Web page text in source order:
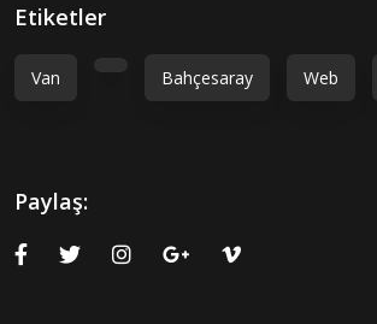
Etiketler
Van Bahçesaray Web
Paylaş: